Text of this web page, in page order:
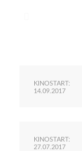
KINOSTART:
14.09.2017
KINOSTART:
27.07.2017